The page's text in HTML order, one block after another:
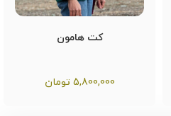
کت هامون
5,800,000 تومان